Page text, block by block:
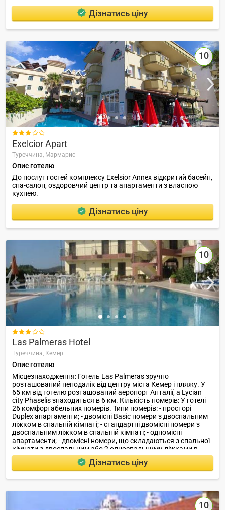
Дізнатись ціну
10

Exelcior Apart
Туреччина, Мармарис
Опис готелю
До послуг гостей комплексу Exelsior Annex відкритий басейн,
спа-салон, оздоровчий центр та апартаменти з власною
кухнею.
Дізнатись ціну
10

Las Palmeras Hotel
Туреччина, Кемер
Опис готелю
Місцезнаходження: Готель Las Palmeras зручно
розташований неподалік від центру міста Кемер і пляжу. У
65 км від готелю розташований аеропорт Анталії, а Lycian
city Phaselis знаходиться в 6 км. Кількість номерів: У готелі
26 комфортабельних номерів. Типи номерів: - просторі
Duplex апартаменти; - двомісні Basic номери з двоспальним
ліжком в спальній кімнаті; - стандартні двомісні номери з
двоспальним ліжком в спальній кімнаті; - одномісні
апартаменти; - двомісні номери, що складаються з спальної
кімнати з двоспальним або 2 односпальними ліжками в
спальній кімнаті; - чотиримісні номери; - стандартні тримісні
номери.
Дізнатись ціну
10